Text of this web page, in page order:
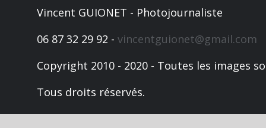
Vincent GUIONET - Photojournaliste
06 87 32 29 92 - vincentguionet@gmail.com
Copyright 2010 - 2020 - Toutes les images
Tous droits réservés.